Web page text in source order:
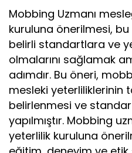
Mobbing Uzmanı
kuruluna önerilmesi, bu
belirli standartlara ve
olmalarını sağlamak
adımdır. Bu öneri,
mesleki yeterliliklerinin
belirlenmesi ve
yapılmıştır. Mobbing
yeterlilik kuruluna